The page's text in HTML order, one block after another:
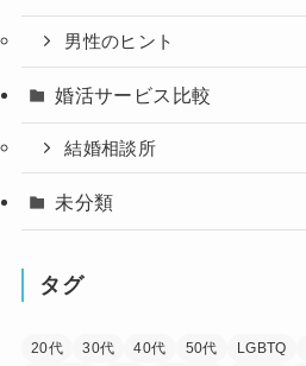
男性のヒント
婚活サービス比較
結婚相談所
未分類
タグ
20代 30代 40代 50代 LGBTQ